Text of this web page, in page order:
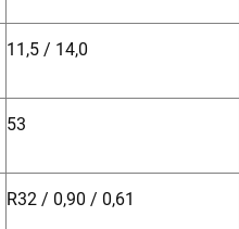
11,5 / 14,0
53
R32 / 0,90 / 0,61